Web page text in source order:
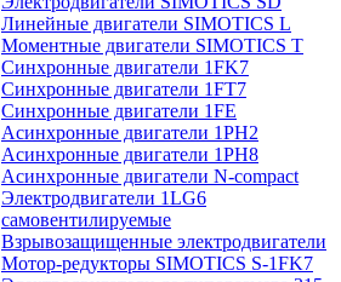
Линейные двигатели SIMOTICS L
Моментные двигатели SIMOTICS T
Синхронные двигатели 1FK7
Синхронные двигатели 1FT7
Синхронные двигатели 1FE
Асинхронные двигатели 1PH2
Асинхронные двигатели 1PH8
Асинхронные двигатели N-compact
Электродвигатели 1LG6
cамовентилируемые
Взрывозащищенные электродвигатели
Мотор-редукторы SIMOTICS S-1FK7